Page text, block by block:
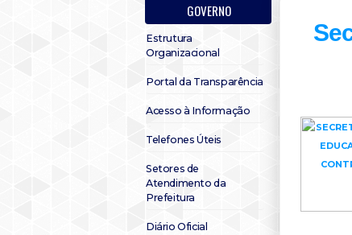
GOVERNO
Estrutura
Organizacional
Portal da Transparência
Acesso à Informação
Telefones Úteis
Setores de
Atendimento da
Prefeitura
Diário Oficial